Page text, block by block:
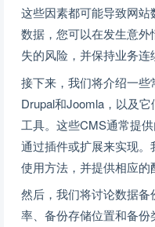
这些因素都可能导致网
数据，您可以在发生意
失的风险，并保持业务连
接下来，我们将介绍一些
Drupal和Joomla，以及
工具。这些CMS通常提
通过插件或扩展来实现
使用方法，并提供相应的
然后，我们将讨论数据
率、备份存储位置和备